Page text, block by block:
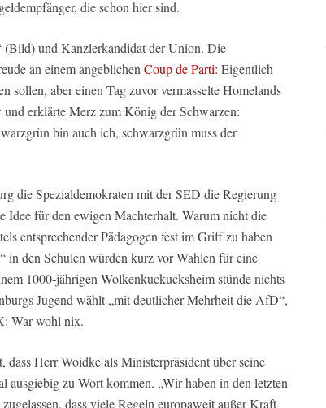
die schon hier sind.
(Bild) und Kanzlerkandidat der Union. Die
an einem angeblichen Coup de Parti: Eigentlich
sollen, aber einen Tag zuvor vermasselte Homelands
erklärte Merz zum König der Schwarzen:
bin auch ich, schwarzgrün muss der
die Spezialdemokraten mit der SED die Regierung
Idee für den ewigen Machterhalt. Warum nicht die
entsprechender Pädagogen fest im Griff zu haben
in den Schulen würden kurz vor Wahlen für eine
1000-jährigen Wolkenkuckucksheim stünde nichts
Jugend wählt „mit deutlicher Mehrheit die AfD“,
War wohl nix.
Herr Woidke als Ministerpräsident über seine
ausgiebig zu Wort kommen. „Wir haben in den letzten
dass viele Regeln europaweit außer Kraft